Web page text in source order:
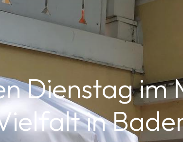
Dienstag im
in